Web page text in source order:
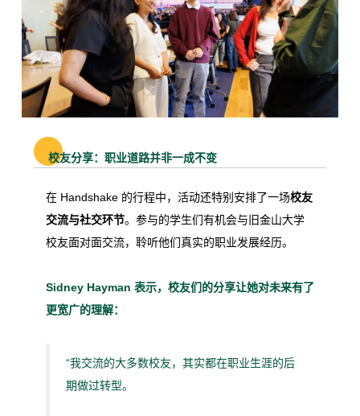
校友分享：职业道路并非一成不变
在 Handshake 的行程中，活动还特别安排了一场校友
交流与社交环节。参与的学生们有机会与旧金山大学
校友面对面交流，聆听他们真实的职业发展经历。
Sidney Hayman 表示，校友们的分享让她对未来有了
更宽广的理解：
“我交流的大多数校友，其实都在职业生涯的后
期做过转型。